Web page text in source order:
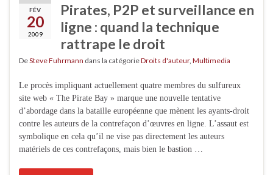
FÉV
20
2009
Pirates, P2P et surveillance en
ligne : quand la technique
rattrape le droit
DeSteve Fuhrmann dans la catégorieDroits d'auteur, Multimedia
Le procès impliquant actuellement quatre membres du sulfureux
site web « The Pirate Bay » marque une nouvelle tentative
d’abordage dans la bataille européenne que mènent les ayants-droit
contre les auteurs de la contrefaçon d’œuvres en ligne. L’assaut est
symbolique en cela qu’il ne vise pas directement les auteurs
matériels de ces contrefaçons, mais bien le bastion …